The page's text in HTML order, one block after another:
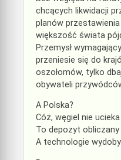
chcących likwidacji
planów przestawienia
większość świata
Przemysł
przeniesie się do
oszołomów, tylko
obywateli
A Polska?
Cóż, węgiel nie
To depozyt
A technologie